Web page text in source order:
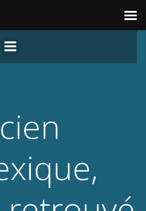
au
contenu